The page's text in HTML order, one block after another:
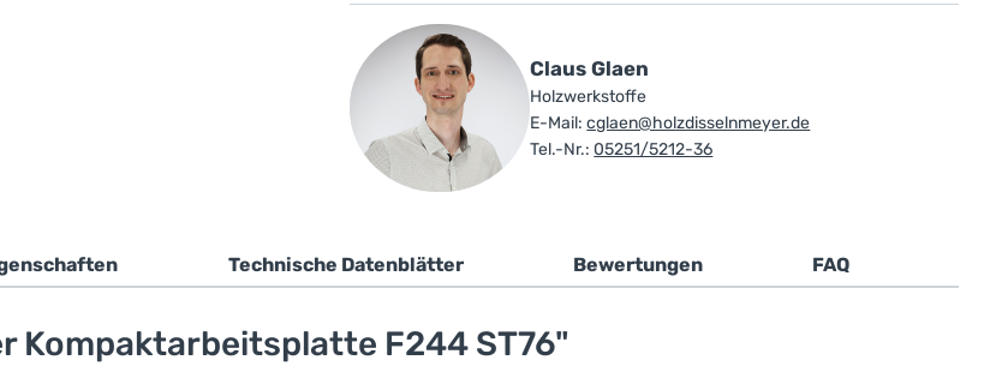
Claus Glaen
Holzwerkstoffe
E-Mail: cglaen@holzdisselnmeyer.de
Tel.-Nr.: 05251/5212-36
Technische Datenblätter Bewertungen FAQ
Kompaktarbeitsplatte F244 ST76"